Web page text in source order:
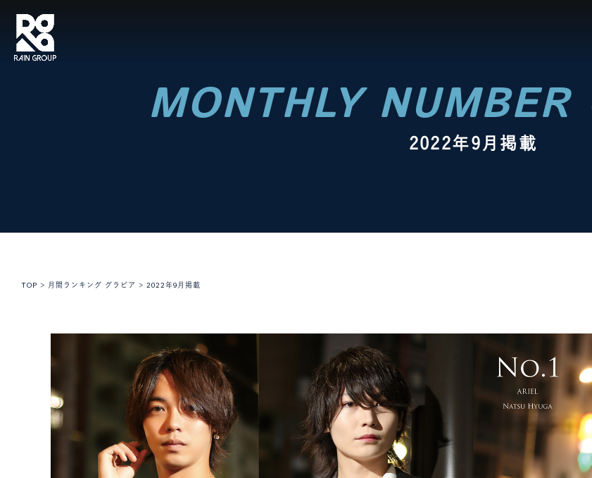
MONTHLY NUMBER
2022年9月掲載
TOP > 月間ランキング グラビア > 2022年9月掲載